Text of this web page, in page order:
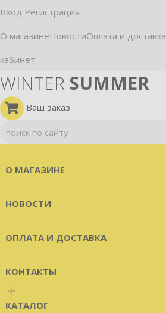
Вход Регистрация
О магазинеНовостиОплата и доставка
кабинет
WINTER SUMMER
Ваш заказ
О МАГАЗИНЕ
НОВОСТИ
ОПЛАТА И ДОСТАВКА
КОНТАКТЫ
+
КАТАЛОГ